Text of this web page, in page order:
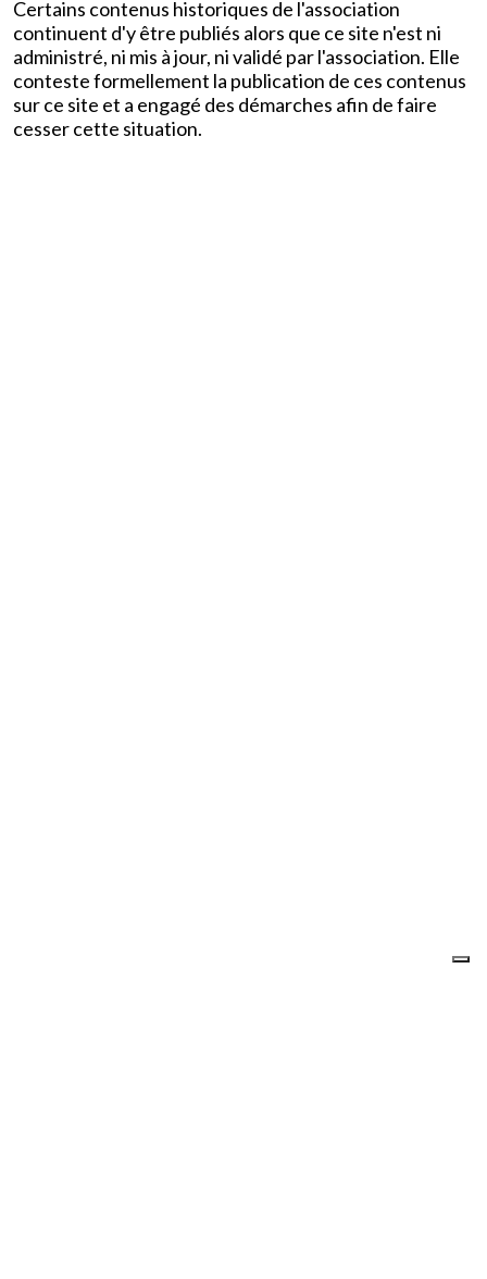
Certains contenus historiques de l'association
continuent d'y être publiés alors que ce site n'est ni
administré, ni mis à jour, ni validé par l'association. Elle
conteste formellement la publication de ces contenus
sur ce site et a engagé des démarches afin de faire
cesser cette situation.